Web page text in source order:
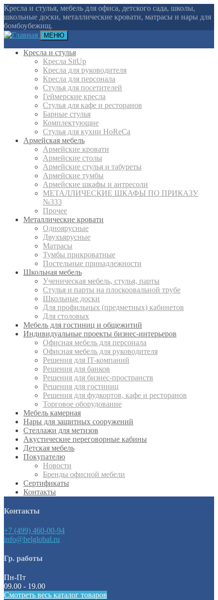
Кресла и стулья, мебель для офиса, детского сада, школы,
школьные доски, металлические кровати, матрасы и нары для
бомбоубежищ.
МЕНЮ
Кресла и стулья
Кресла SitUp
Кресла для руководителя
Кресла для персонала
Стулья для посетителей
Геймерские кресла
Cтулья для кафе и ресторанов
Барные стулья
Комплектующие
Стулья для кухни HoReCa
Армейская мебель
Армейские кровати
Армейские столы
Армейские стулья и табуреты
Армейские тумбы
Армейские шкафы и антресоли
МЕТАЛЛИЧЕСКИЕ ШКАФЫ ПО ПРИКАЗУ
№333
Прочее
Металлические кровати
Одноярусные
Двухъярусные
Матрасы
Тумбы прикроватные
Постельные принадлежности
Школьная мебель
Ученическая мебель, стулья, парты
Стулья и парты на плоскоовальной трубе
Школьные доски
Для профильных (предметных) кабинетов
Для столовых
Мебель для гостиниц и общежитий
Индивидуальные проекты бизнес-интерьеров
Офисная мебель для персонала
Офисная мебель для руководителя
Решения для IT-компаний
Решения для банков
Решения для бизнес-пространств
Решения для гостиниц
Решения для фудкортов, кафе и ресторанов
Торговое оборудование
Мебель камерная
Нары для защитных сооружений
Стеллажи для метизов
Акустические переговорные кабины
Детская мебель
Покупателю
Новости
Бренды офисной мебели
Сертификаты
Контакты
Контакты
+7 (499) 460-00-94
info@belglobal.ru
Гр. работы
Пн-Пт
09.00 - 19.00
Смотреть весь каталог товаров